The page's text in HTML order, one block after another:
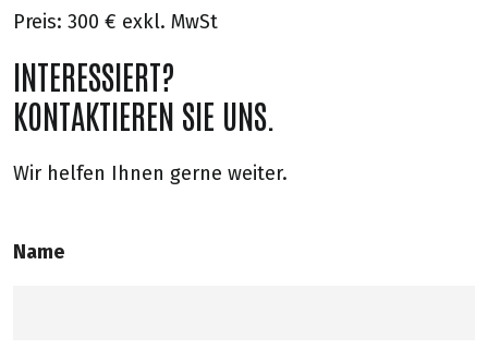
Preis: 300 € exkl. MwSt
INTERESSIERT?
KONTAKTIEREN SIE UNS.
Wir helfen Ihnen gerne weiter.
Name